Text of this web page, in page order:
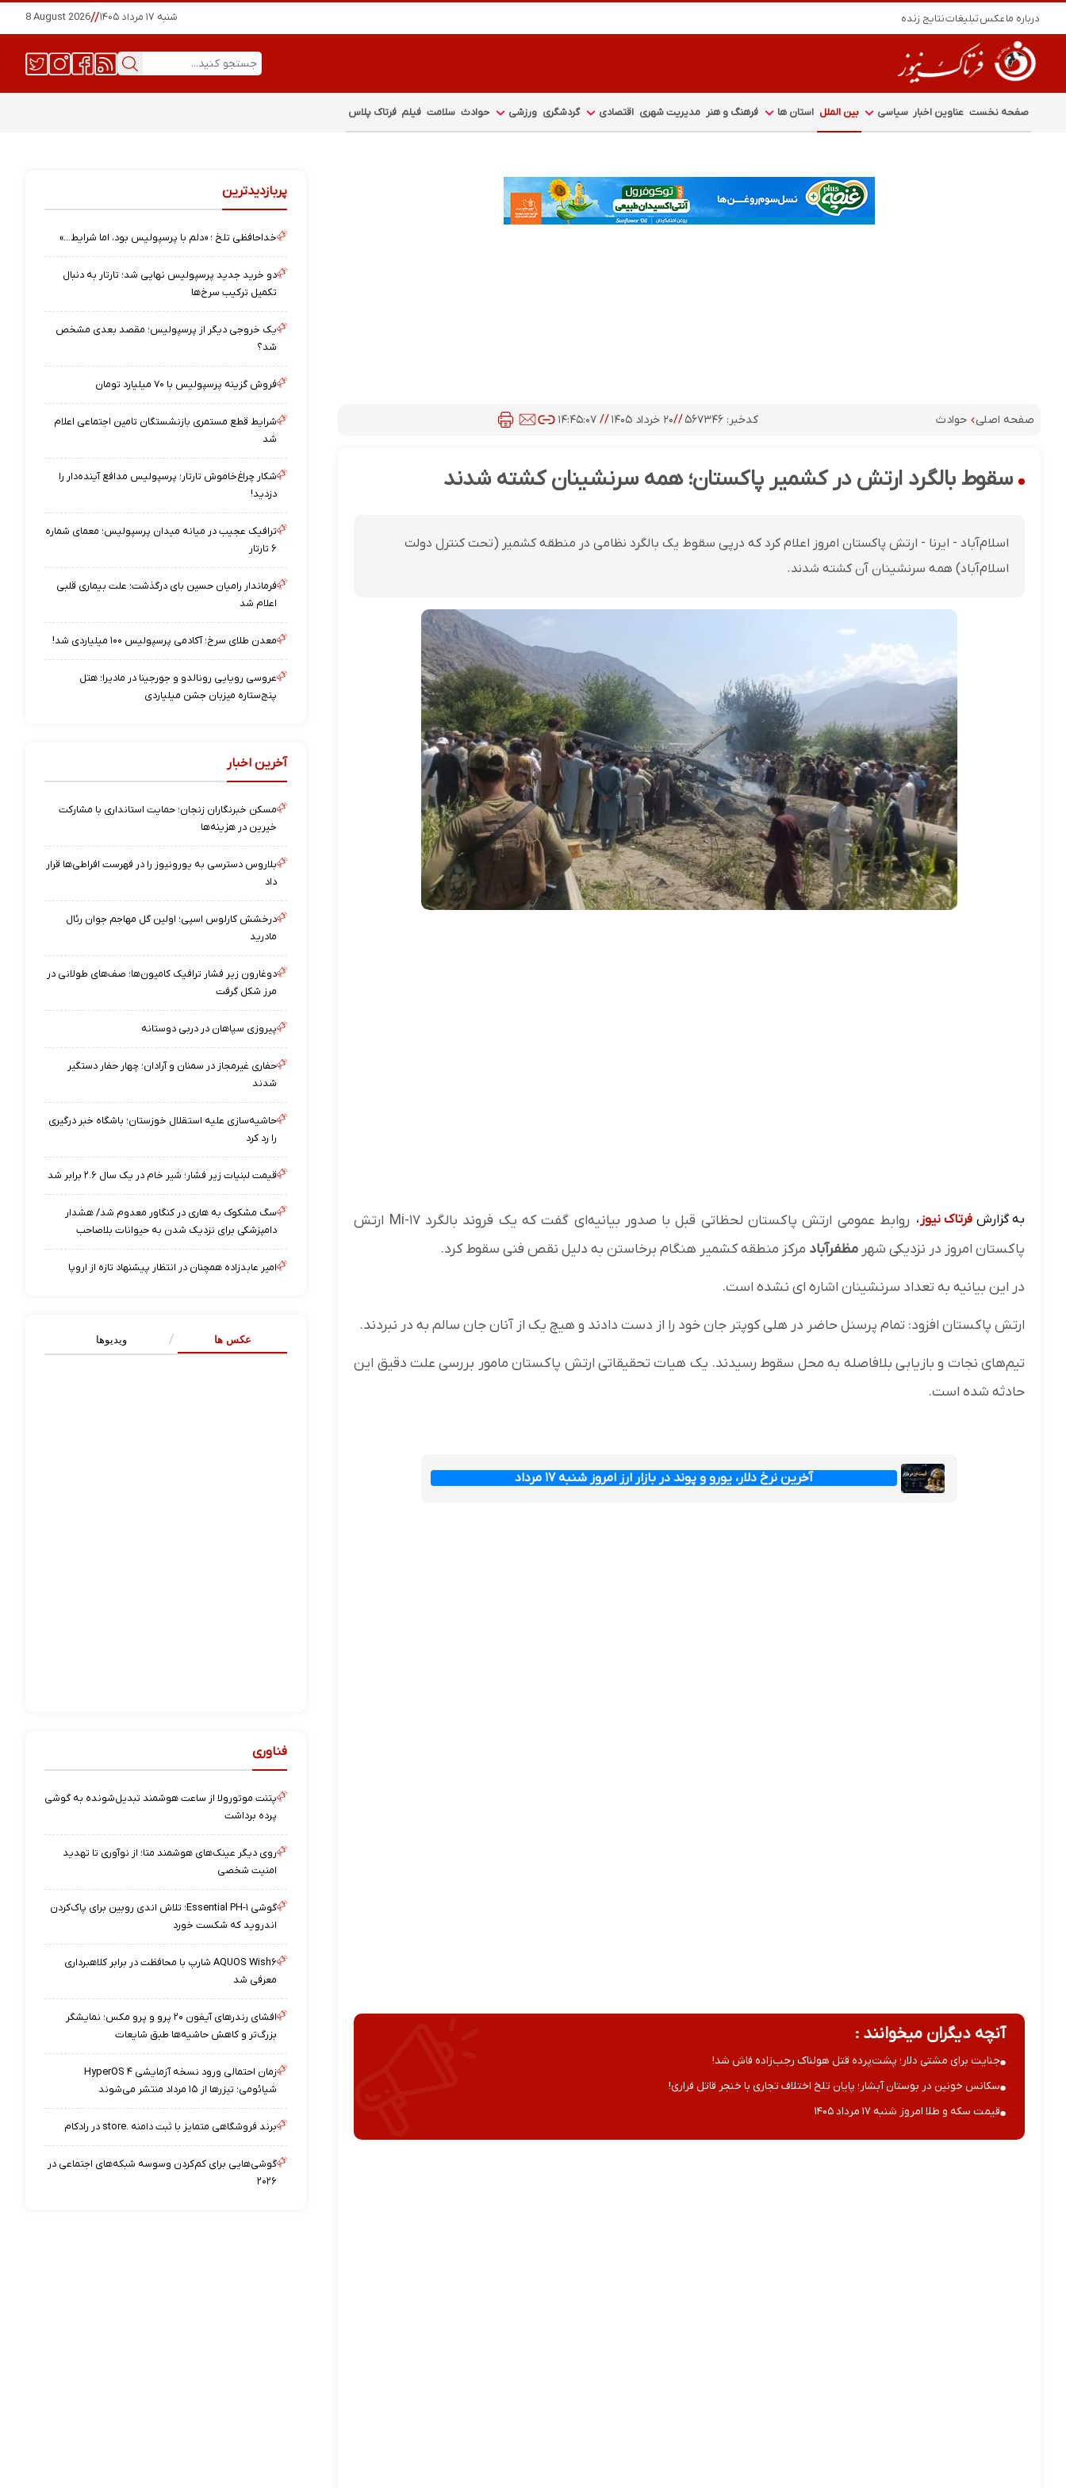
درباره ماعکستبلیغاتنتایج زنده شنبه ۱۷ مرداد ۱۴۰۵ //
8 August 2026
صفحه نخست عناوین اخبار سیاسی بین الملل استان ها فرهنگ و هنر مدیریت شهری اقتصادی گردشگری ورزشی حوادث سلامت فیلم فرتاک پلاس
صفحه اصلی حوادث کدخبر: ۵۶۷۳۴۶ //۲۰ خرداد ۱۴۰۵ // ۱۴:۴۵:۰۷
سقوط بالگرد ارتش در کشمیر پاکستان؛ همه سرنشینان کشته شدند
اسلام‌آباد - ایرنا - ارتش پاکستان امروز اعلام کرد که درپی سقوط یک بالگرد نظامی در منطقه کشمیر (تحت کنترل دولت
اسلام‌آباد) همه سرنشینان آن کشته شدند.
به گزارش فرتاک نیوز ،
روابط عمومی ارتش پاکستان لحظاتی قبل با صدور بیانیه‌ای گفت که یک فروند بالگرد Mi-۱۷ ارتش
پاکستان امروز در نزدیکی شهر مظفرآباد مرکز منطقه کشمیر هنگام برخاستن به دلیل نقص فنی سقوط کرد.
در این بیانیه به تعداد سرنشینان اشاره ای نشده است.
ارتش پاکستان افزود: تمام پرسنل حاضر در هلی کوپتر جان خود را از دست دادند و هیچ یک از آنان جان سالم به در نبردند.
تیم‌های نجات و بازیابی بلافاصله به محل سقوط رسیدند. یک هیات تحقیقاتی ارتش پاکستان مامور بررسی علت دقیق این
حادثه شده است.
آخرین نرخ دلار، یورو و پوند در بازار ارز امروز شنبه ۱۷ مرداد
آنچه دیگران میخوانند :
جنایت برای مشتی دلار؛ پشت‌پرده قتل هولناک رجب‌زاده فاش شد!
سکانس خونین در بوستان آبشار؛ پایان تلخ اختلاف تجاری با خنجر قاتل فراری!
قیمت سکه و طلا امروز شنبه ۱۷ مرداد ۱۴۰۵
پربازدیدترین
خداحافظی تلخ ؛ «دلم با پرسپولیس بود، اما شرایط…»
دو خرید جدید پرسپولیس نهایی شد؛ تارتار به دنبال
تکمیل ترکیب سرخ‌ها
یک خروجی دیگر از پرسپولیس؛ مقصد بعدی مشخص
شد؟
فروش گزینه پرسپولیس با ۷۰ میلیارد تومان
شرایط قطع مستمری بازنشستگان تامین اجتماعی اعلام
شد
شکار چراغ‌خاموش تارتار؛ پرسپولیس مدافع آینده‌دار را
دزدید!
ترافیک عجیب در میانه میدان پرسپولیس؛ معمای شماره
۶ تارتار
فرماندار رامیان حسین بای درگذشت؛ علت بیماری قلبی
اعلام شد
معدن طلای سرخ؛ آکادمی پرسپولیس ۱۰۰ میلیاردی شد!
عروسی رویایی رونالدو و جورجینا در مادیرا؛ هتل
پنج‌ستاره میزبان جشن میلیاردی
آخرین اخبار
مسکن خبرنگاران زنجان؛ حمایت استانداری با مشارکت
خیرین در هزینه‌ها
بلاروس دسترسی به یورونیوز را در فهرست افراطی‌ها قرار
داد
درخشش کارلوس اسپی؛ اولین گل مهاجم جوان رئال
مادرید
دوغارون زیر فشار ترافیک کامیون‌ها؛ صف‌های طولانی در
مرز شکل گرفت
پیروزی سپاهان در دربی دوستانه
حفاری غیرمجاز در سمنان و آرادان؛ چهار حفار دستگیر
شدند
حاشیه‌سازی علیه استقلال خوزستان؛ باشگاه خبر درگیری
را رد کرد
قیمت لبنیات زیر فشار؛ شیر خام در یک سال ۲.۶ برابر شد
سگ مشکوک به هاری در کنگاور معدوم شد/ هشدار
دامپزشکی برای نزدیک شدن به حیوانات بلاصاحب
امیر عابدزاده همچنان در انتظار پیشنهاد تازه از اروپا
عکس ها ویدیوها
فناوری
پتنت موتورولا از ساعت هوشمند تبدیل‌شونده به گوشی
پرده برداشت
روی دیگر عینک‌های هوشمند متا؛ از نوآوری تا تهدید
امنیت شخصی
گوشی Essential PH-۱؛ تلاش اندی روبین برای پاک‌کردن
اندروید که شکست خورد
AQUOS Wish۶ شارپ با محافظت در برابر کلاهبرداری
معرفی شد
افشای رندرهای آیفون ۲۰ پرو و پرو مکس؛ نمایشگر
بزرگ‌تر و کاهش حاشیه‌ها طبق شایعات
زمان احتمالی ورود نسخه آزمایشی HyperOS ۴
شیائومی؛ تیزرها از ۱۵ مرداد منتشر می‌شوند
برند فروشگاهی متمایز با ثبت دامنه .store در رادکام
گوشی‌هایی برای کم‌کردن وسوسه شبکه‌های اجتماعی در
۲۰۲۶